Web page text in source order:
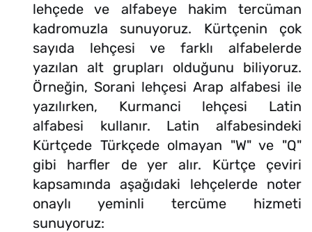
lehçede ve alfabeye hakim tercüman
kadromuzla sunuyoruz. Kürtçenin çok
sayıda lehçesi ve farklı alfabelerde
yazılan alt grupları olduğunu biliyoruz.
Örneğin, Sorani lehçesi Arap alfabesi ile
yazılırken, Kurmanci lehçesi Latin
alfabesi kullanır. Latin alfabesindeki
Kürtçede Türkçede olmayan "W" ve "Q"
gibi harfler de yer alır. Kürtçe çeviri
kapsamında aşağıdaki lehçelerde noter
onaylı yeminli tercüme hizmeti
sunuyoruz: